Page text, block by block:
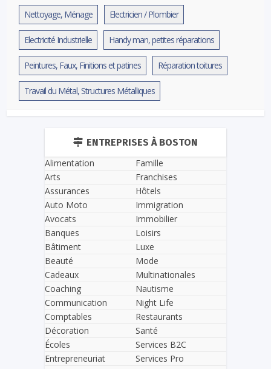
Nettoyage, Ménage Electricien / Plombier
Electricité Industrielle Handy man, petites réparations
Peintures, Faux, Finitions et patines Réparation toitures
Travail du Métal, Structures Métalliques
ENTREPRISES À BOSTON
Alimentation
Arts
Assurances
Auto Moto
Avocats
Banques
Bâtiment
Beauté
Cadeaux
Coaching
Communication
Comptables
Décoration
Écoles
Entrepreneuriat
Famille
Franchises
Hôtels
Immigration
Immobilier
Loisirs
Luxe
Mode
Multinationales
Nautisme
Night Life
Restaurants
Santé
Services B2C
Services Pro